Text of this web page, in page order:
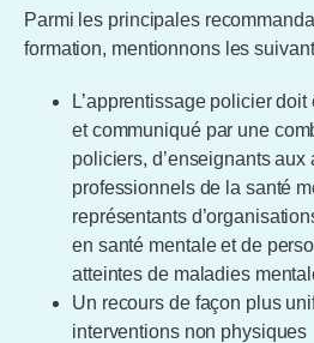
Parmi les principales
formation, mentionnons les
L’apprentissage policier doit
et communiqué par une
policiers, d’enseignants aux
professionnels de la santé
représentants
en santé mentale et de
atteintes de maladies
Un recours de façon plus
interventions non physiques